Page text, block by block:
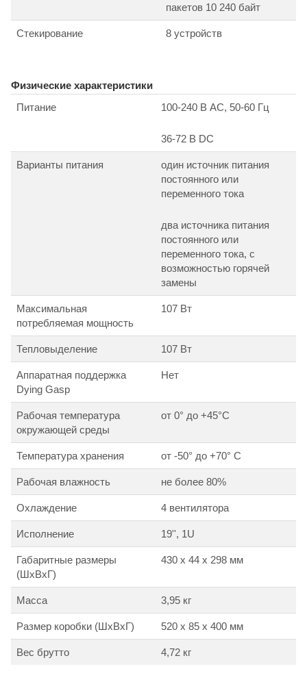
пакетов 10 240 байт
Стекирование 8 устройств
Физические характеристики
Питание
100-240 В АС, 50-60 Гц
36-72 В DC
Варианты питания
один источник питания
постоянного или
переменного тока
два источника питания
постоянного или
переменного тока, с
возможностью горячей
замены
Максимальная
потребляемая мощность
107 Вт
Тепловыделение 107 Вт
Аппаратная поддержка
Dying Gasp
Нет
Рабочая температура
окружающей среды
от 0° до +45°С
Температура хранения от -50° до +70° С
Рабочая влажность не более 80%
Охлаждение 4 вентилятора
Исполнение 19'', 1U
Габаритные размеры
(ШxВxГ)
430 x 44 x 298 мм
Масса 3,95 кг
Размер коробки (ШхВхГ) 520 x 85 x 400 мм
Вес брутто 4,72 кг